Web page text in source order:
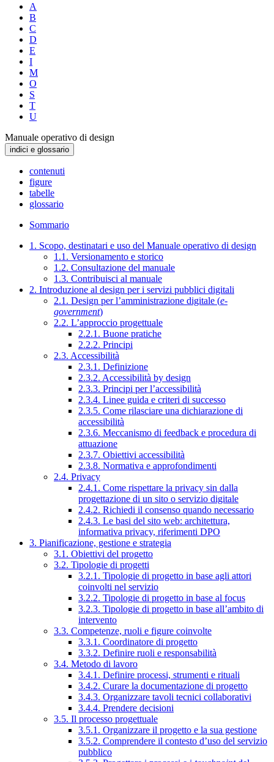
A
B
C
D
E
I
M
O
S
T
U
Manuale operativo di design
indici e glossario
contenuti
figure
tabelle
glossario
Sommario
1. Scopo, destinatari e uso del Manuale operativo di design
1.1. Versionamento e storico
1.2. Consultazione del manuale
1.3. Contribuisci al manuale
2. Introduzione al design per i servizi pubblici digitali
2.1. Design per l’amministrazione digitale (e-
government)
2.2. L’approccio progettuale
2.2.1. Buone pratiche
2.2.2. Principi
2.3. Accessibilità
2.3.1. Definizione
2.3.2. Accessibilità by design
2.3.3. Principi per l’accessibilità
2.3.4. Linee guida e criteri di successo
2.3.5. Come rilasciare una dichiarazione di
accessibilità
2.3.6. Meccanismo di feedback e procedura di
attuazione
2.3.7. Obiettivi accessibilità
2.3.8. Normativa e approfondimenti
2.4. Privacy
2.4.1. Come rispettare la privacy sin dalla
progettazione di un sito o servizio digitale
2.4.2. Richiedi il consenso quando necessario
2.4.3. Le basi del sito web: architettura,
informativa privacy, riferimenti DPO
3. Pianificazione, gestione e strategia
3.1. Obiettivi del progetto
3.2. Tipologie di progetti
3.2.1. Tipologie di progetto in base agli attori
coinvolti nel servizio
3.2.2. Tipologie di progetto in base al focus
3.2.3. Tipologie di progetto in base all’ambito di
intervento
3.3. Competenze, ruoli e figure coinvolte
3.3.1. Coordinatore di progetto
3.3.2. Definire ruoli e responsabilità
3.4. Metodo di lavoro
3.4.1. Definire processi, strumenti e rituali
3.4.2. Curare la documentazione di progetto
3.4.3. Organizzare tavoli tecnici collaborativi
3.4.4. Prendere decisioni
3.5. Il processo progettuale
3.5.1. Organizzare il progetto e la sua gestione
3.5.2. Comprendere il contesto d’uso del servizio
pubblico